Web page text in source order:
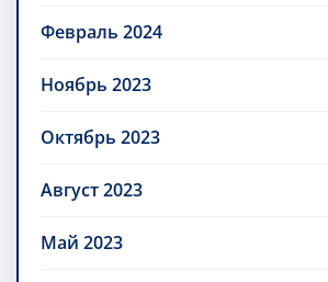
Февраль 2024
Ноябрь 2023
Октябрь 2023
Август 2023
Май 2023